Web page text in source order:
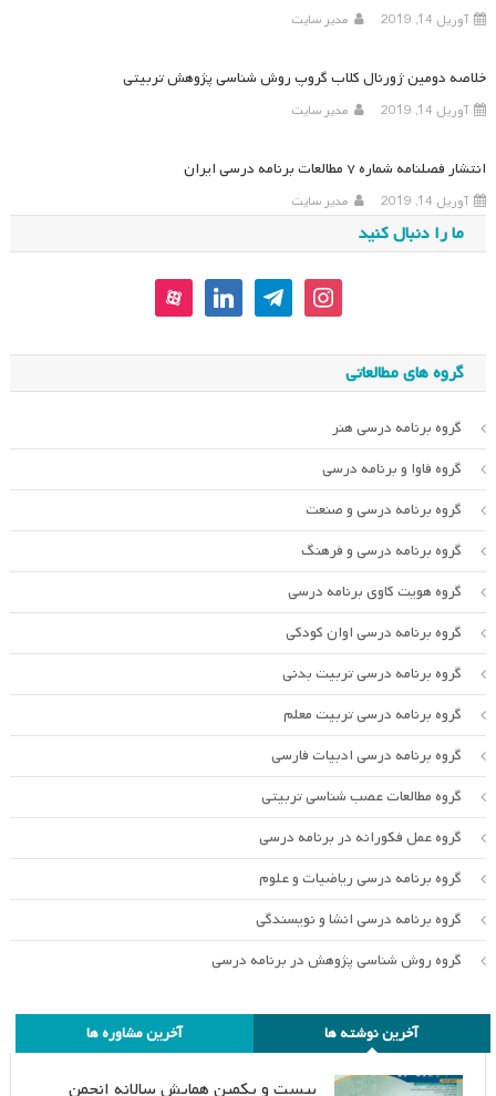
آوریل 14, 2019 مدیر سایت
خلاصه دومین ژورنال کلاب گروپ روش­ شناسی پژوهش تربیتی
آوریل 14, 2019 مدیر سایت
انتشار فصلنامه شماره ۷ مطالعات برنامه درسی ایران
آوریل 14, 2019 مدیر سایت
ما را دنبال کنید
instagram
telegram
linkedin
aparat
گروه های مطالعاتی
گروه برنامه درسی هنر
گروه فاوا و برنامه درسی
گروه برنامه درسی و صنعت
گروه برنامه درسی و فرهنگ
گروه هویت کاوی برنامه درسی
گروه برنامه درسی اوان کودکی
گروه برنامه درسی تربیت بدنی
گروه برنامه درسی تربیت معلم
گروه برنامه درسی ادبیات فارسی
گروه مطالعات عصب شناسی تربیتی
گروه عمل فکورانه در برنامه درسی
گروه برنامه درسی ریاضیات و علوم
گروه برنامه درسی انشا و نویسندگی
گروه روش شناسی پژوهش در برنامه درسی
آخرین نوشته ها آخرین مشاوره ها
بیست و یکمین همایش سالانه انجمن